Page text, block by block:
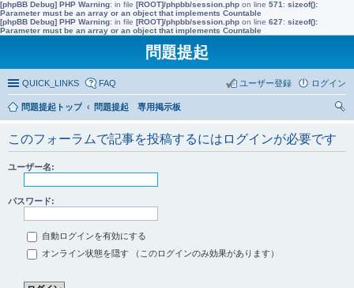
[phpBB Debug] PHP Warning: in file [ROOT]/phpbb/session.php on line 571 : sizeof():
Parameter must be an array or an object that implements Countable
[phpBB Debug] PHP Warning: in file [ROOT]/phpbb/session.php on line 627: sizeof():
Parameter must be an array or an object that implements Countable
問題提起
QUICK_LINKS FAQ ログイン
ユーザー登録
問題提起トップ
問題提起 専用掲示板
このフォーラムで記事を投稿するにはログインが必要です
ユーザー名:
パスワード:
自動ログインを有効にする
オンライン状態を隠す （このログインのみ効果があります）